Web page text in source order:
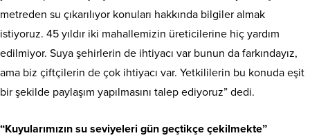
metreden su çıkarılıyor konuları hakkında bilgiler almak
istiyoruz. 45 yıldır iki mahallemizin üreticilerine hiç yardım
edilmiyor. Suya şehirlerin de ihtiyacı var bunun da farkındayız,
ama biz çiftçilerin de çok ihtiyacı var. Yetkililerin bu konuda eşit
bir şekilde paylaşım yapılmasını talep ediyoruz” dedi.
“Kuyularımızın su seviyeleri gün geçtikçe çekilmekte”